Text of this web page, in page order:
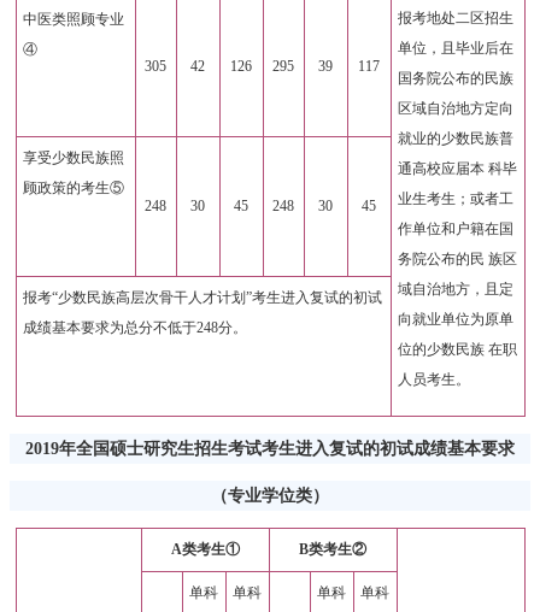
报考地处二区招生
单位，且毕业后在
国务院公布的民族
区域自治地方定向
就业的少数民族普
通高校应届本 科毕
业生考生；或者工
作单位和户籍在国
务院公布的民 族区
域自治地方，且定
向就业单位为原单
位的少数民族 在职
人员考生。
中医类照顾专业
④
305
42 126 295 39 117
享受少数民族照
顾政策的考生⑤
248
30 45 248 30 45
报考“少数民族高层次骨干人才计划”考生进入复试的初试
成绩基本要求为总分不低于248分。
2019年全国硕士研究生招生考试考生进入复试的初试成绩基本要求
（专业学位类）
A类考生① B类考生②
单科
单科
单科
单科